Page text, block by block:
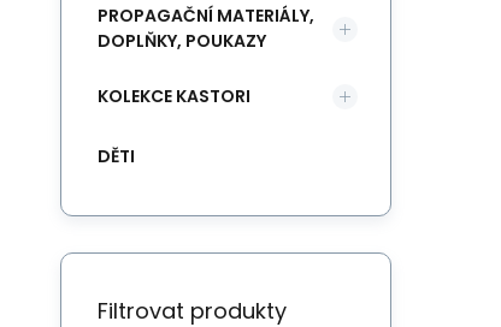
PROPAGAČNÍ MATERIÁLY,
DOPLŇKY, POUKAZY
KOLEKCE KASTORI
DĚTI
Filtrovat produkty